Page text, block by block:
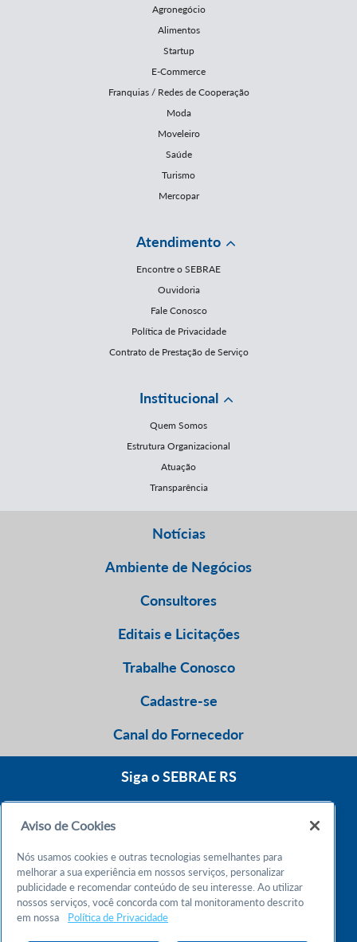
Agronegócio
Alimentos
Startup
E-Commerce
Franquias / Redes de Cooperação
Moda
Moveleiro
Saúde
Turismo
Mercopar
Atendimento
Encontre o SEBRAE
Ouvidoria
Fale Conosco
Política de Privacidade
Contrato de Prestação de Serviço
Institucional
Quem Somos
Estrutura Organizacional
Atuação
Transparência
Notícias
Ambiente de Negócios
Consultores
Editais e Licitações
Trabalhe Conosco
Cadastre-se
Canal do Fornecedor
Siga o SEBRAE RS
Atendimento 24h
Chame no WhatsApp
Aviso de Cookies
Nós usamos cookies e outras tecnologias semelhantes para
melhorar a sua experiência em nossos serviços, personalizar
publicidade e recomendar conteúdo de seu interesse. Ao utilizar
nossos serviços, você concorda com tal monitoramento descrito
em nossa
Política de Privacidade